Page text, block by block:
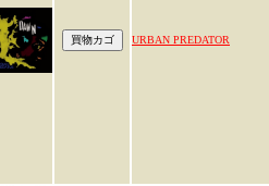
URBAN PREDATOR